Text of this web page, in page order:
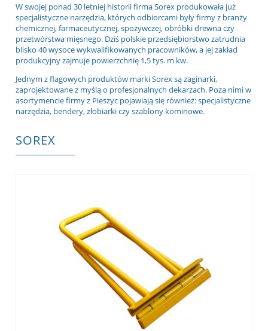
W swojej ponad 30 letniej historii firma Sorex produkowała już
specjalistyczne narzędzia, których odbiorcami były firmy z branży
chemicznej, farmaceutycznej, spożywczej, obróbki drewna czy
przetwórstwa mięsnego. Dziś polskie przedsiębiorstwo zatrudnia
blisko 40 wysoce wykwalifikowanych pracowników, a jej zakład
produkcyjny zajmuje powierzchnię 1,5 tys. m kw.
Jednym z flagowych produktów marki Sorex są zaginarki,
zaprojektowane z myślą o profesjonalnych dekarzach. Poza nimi w
asortymencie firmy z Pieszyc pojawiają się również: specjalistyczne
narzędzia, bendery, żłobiarki czy szablony kominowe.
SOREX